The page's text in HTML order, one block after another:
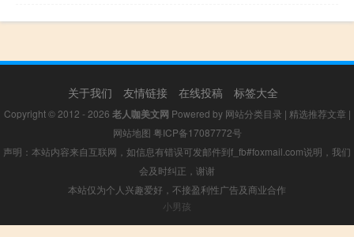
关于我们 友情链接 在线投稿 标签大全
Copyright © 2012 - 2026 老人咖美文网 Powered by 网站分类目录 | 精选推荐文章 |
网站地图 粤ICP备17087772号
声明：本站内容来自互联网，如信息有错误可发邮件到f_fb#foxmail.com说明，我们
会及时纠正，谢谢
本站仅为个人兴趣爱好，不接盈利性广告及商业合作
小男孩